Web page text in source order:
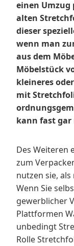
einen Umzug
alten
dieser
wenn man
aus dem
Möbelstück
kleineres
mit
kann fast gar
Des Weiteren
zum
nutzen sie,
Wenn Sie
gewerblicher
Plattformen
unbedingt
Rolle